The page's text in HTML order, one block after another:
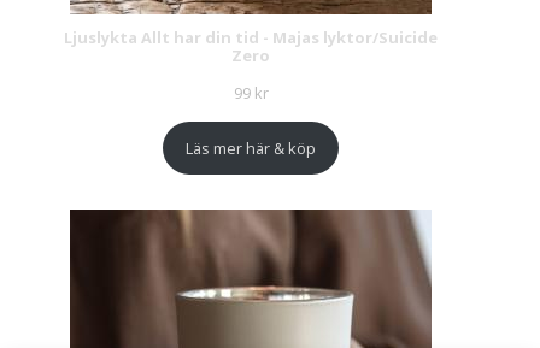
Ljuslykta Allt har din tid - Majas lyktor/Suicide
Zero
99 kr
Läs mer här & köp